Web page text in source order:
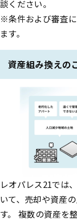
談ください。
※条件および審査
ます。
資産組み換えの
レオパレス21では
いて、売却や資産
す。 複数の資産を